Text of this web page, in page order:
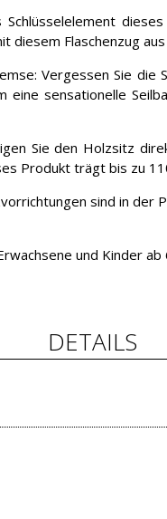
Schlüsselelement
diesem Flaschenzug
Vergessen Sie die
eine sensationelle
Sie den Holzsitz
Produkt trägt bis zu
sind in der
und Kinder ab
DETAILS